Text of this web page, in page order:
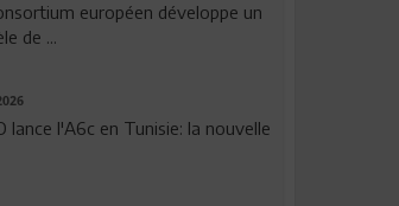
européen développe un
de ...
lance l'A6c en Tunisie: la nouvelle